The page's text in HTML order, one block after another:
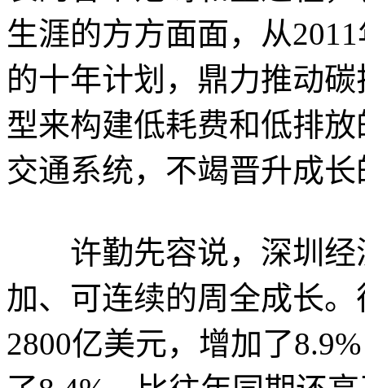
生涯的方方面面，从
的十年计划，鼎力推动
型来构建低耗费和低排
交通系统，不竭晋升成
许勤先容说，深圳经
加、可连续的周全成长
2800亿美元，增加了